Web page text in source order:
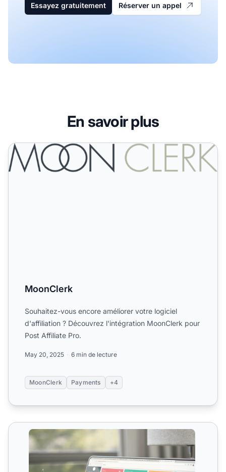
Essayez gratuitement Réserver un appel
En savoir plus
MoonClerk
MoonClerk
Souhaitez-vous encore améliorer votre logiciel
d'affiliation ? Découvrez l'intégration MoonClerk pour
Post Affiliate Pro.
May 20, 2025 6 min de lecture
MoonClerk Payments +4
Integrations